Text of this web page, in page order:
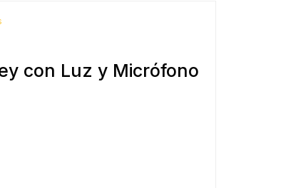
con Luz y Micrófono